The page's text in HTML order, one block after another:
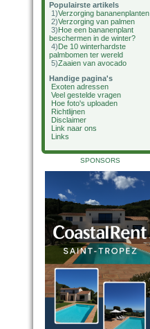
Populairste artikels
1)Verzorging bananenplanten
2)Verzorging van palmen
3)Hoe een bananenplant
beschermen in de winter?
4)De 10 winterhardste
palmbomen ter wereld
5)Zaaien van avocado
Handige pagina's
Exoten adressen
Veel gestelde vragen
Hoe foto's uploaden
Richtlijnen
Disclaimer
Link naar ons
Links
SPONSORS